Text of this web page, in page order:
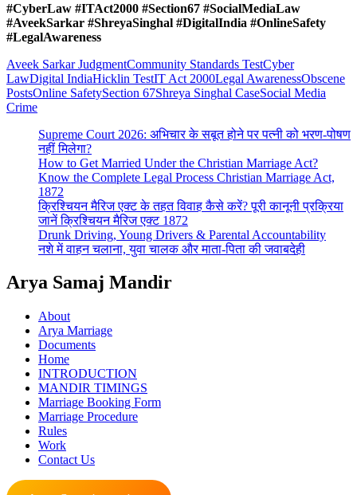
#CyberLaw #ITAct2000 #Section67 #SocialMediaLaw
#AveekSarkar #ShreyaSinghal #DigitalIndia #OnlineSafety
#LegalAwareness
Aveek Sarkar JudgmentCommunity Standards TestCyber
LawDigital IndiaHicklin TestIT Act 2000Legal AwarenessObscene
PostsOnline SafetySection 67Shreya Singhal CaseSocial Media
Crime
Supreme Court 2026: अभिचार के सबूत होने पर पत्नी को भरण-पोषण
नहीं मिलेगा?
How to Get Married Under the Christian Marriage Act?
Know the Complete Legal Process Christian Marriage Act,
1872
क्रिश्चियन मैरिज एक्ट के तहत विवाह कैसे करें? पूरी कानूनी प्रक्रिया
जानें क्रिश्चियन मैरिज एक्ट 1872
Drunk Driving, Young Drivers & Parental Accountability
नशे में वाहन चलाना, युवा चालक और माता-पिता की जवाबदेही
Arya Samaj Mandir
About
Arya Marriage
Documents
Home
INTRODUCTION
MANDIR TIMINGS
Marriage Booking Form
Marriage Procedure
Rules
Work
Contact Us